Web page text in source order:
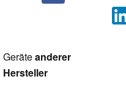
Geräteanderer
Hersteller